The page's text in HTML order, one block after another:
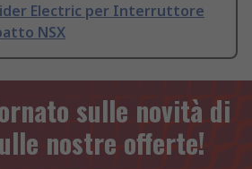
Electric per Interruttore
NSX
sulle novità di
nostre offerte!